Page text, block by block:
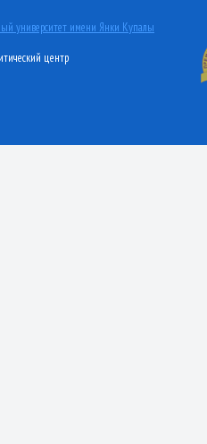
университет имени Янки Купалы
центр